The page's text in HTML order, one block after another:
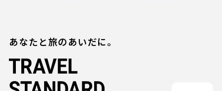
あなたと旅のあいだに。